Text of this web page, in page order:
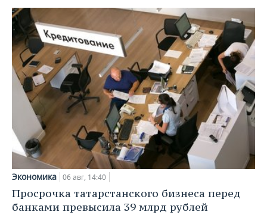
Экономика 06 авг, 14:40
Просрочка татарстанского бизнеса перед
банками превысила 39 млрд рублей